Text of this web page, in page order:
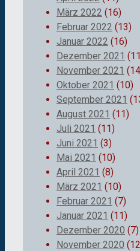
März 2022 (16)
Februar 2022 (13)
Januar 2022 (16)
Dezember 2021
November 2021
Oktober 2021 (10)
September 2021
August 2021 (11)
Juli 2021 (11)
Juni 2021 (3)
Mai 2021 (10)
April 2021 (8)
März 2021 (10)
Februar 2021 (7)
Januar 2021 (11)
Dezember 2020 (7)
November 2020